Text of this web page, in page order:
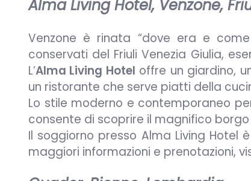
Alma Living Hotel, Venzone,
Venzone è rinata “dove era e
conservati del Friuli Venezia Giulia,
L’Alma Living Hotel offre un giardino,
un ristorante che serve piatti della
Lo stile moderno e contemporaneo
consente di scoprire il magnifico
Il soggiorno presso Alma Living
maggiori informazioni e prenotazioni,